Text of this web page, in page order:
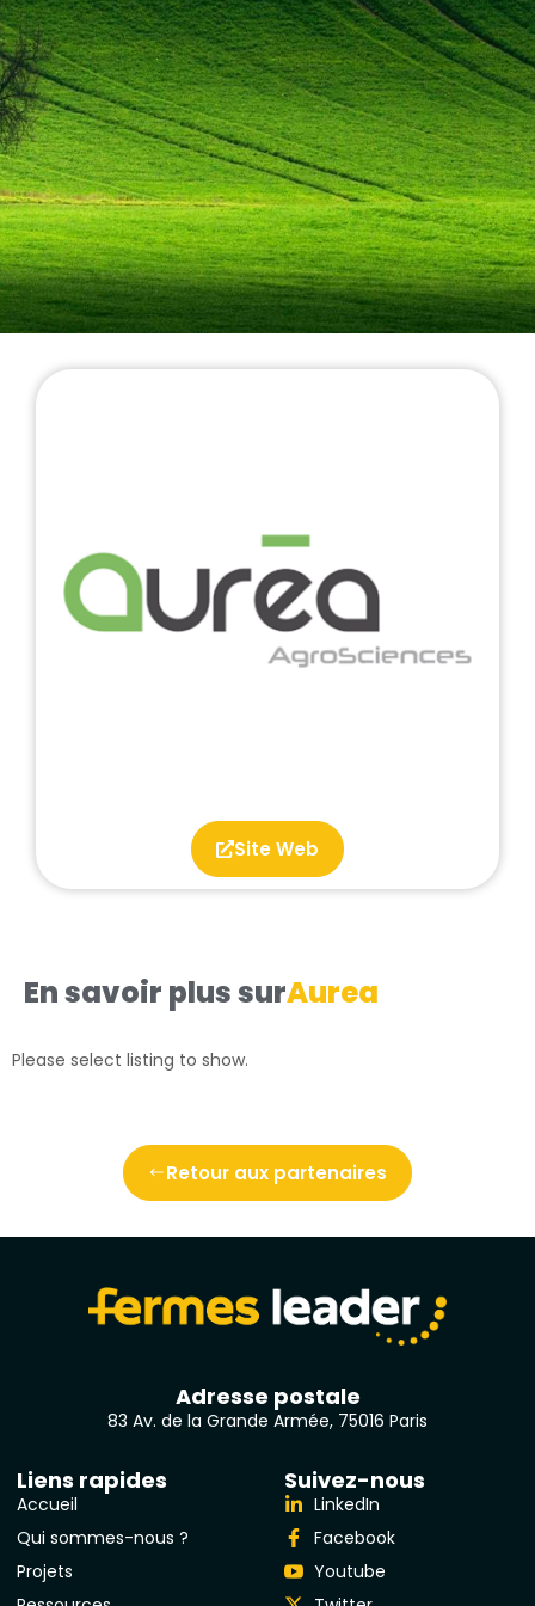
Site Web
En savoir plus surAurea
Please select listing to show.
Retour aux partenaires
Adresse postale
83 Av. de la Grande Armée, 75016 Paris
Liens rapides
Accueil
Qui sommes-nous ?
Projets
Suivez-nous
LinkedIn
Facebook
Youtube